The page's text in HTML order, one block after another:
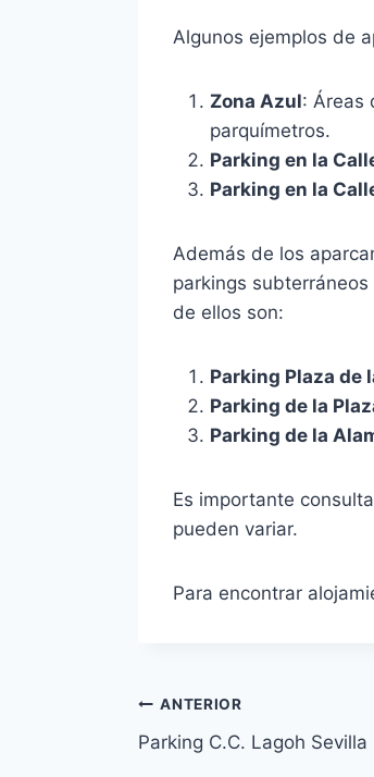
Algunos ejemplos de
Zona Azul: Áreas
parquímetros.
Parking en la
Parking en la
Además de los
parkings
de ellos son:
Parking Plaza de
Parking de la
Parking de la
Es importante
pueden variar.
Para encontrar
Navegación
de
ANTERIOR
Parking C.C. Lagoh Sevilla